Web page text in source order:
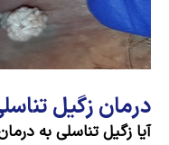
درمان زگیل
آیا زگیل تناسلی به